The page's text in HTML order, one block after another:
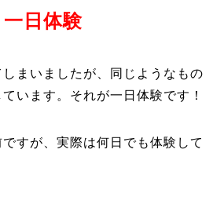
一日体験
まいましたが、同じようなもの
います。それが一日体験です！
すが、実際は何日でも体験して